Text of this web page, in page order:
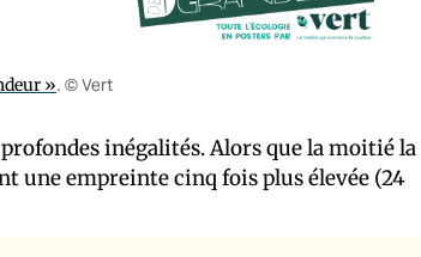
». © Vert
inégalités. Alors que la moitié la
une empreinte cinq fois plus élevée (24